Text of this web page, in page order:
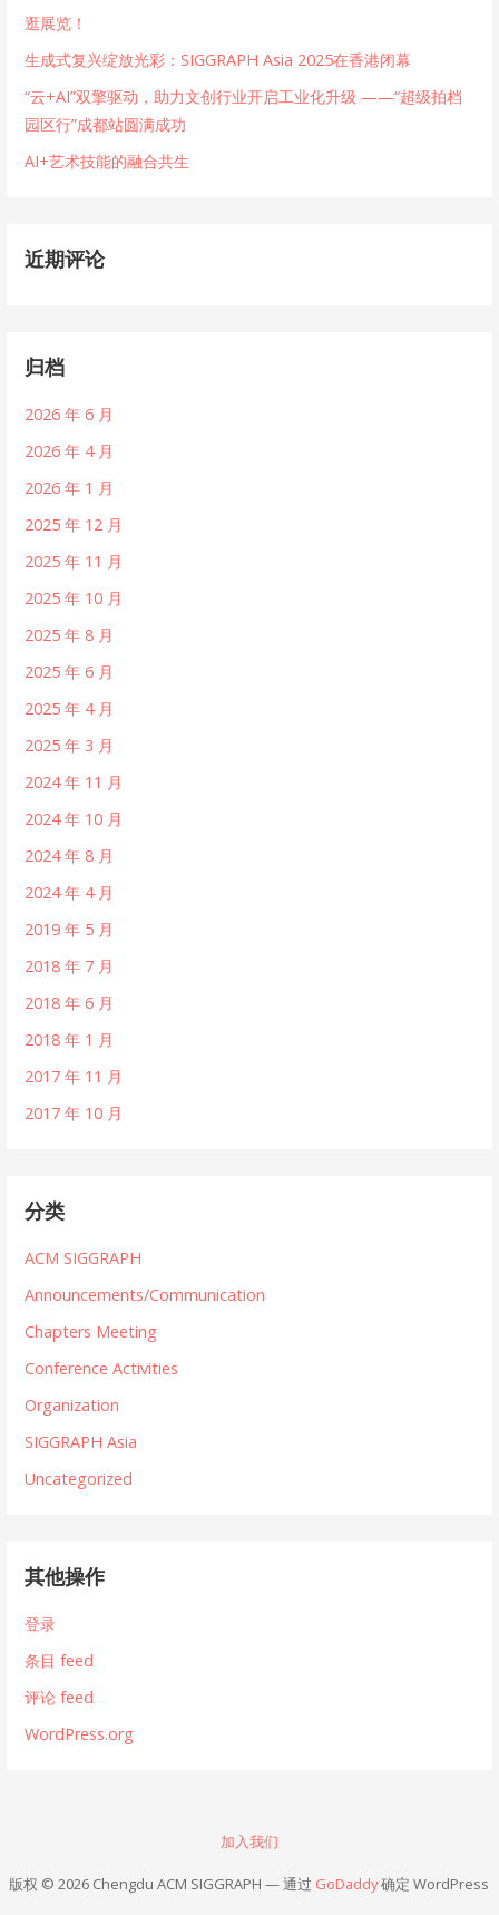
逛展览！
生成式复兴绽放光彩：SIGGRAPH Asia 2025在香港闭幕
“云+AI”双擎驱动，助力文创行业开启工业化升级 ——“超级拍档
园区行”成都站圆满成功
AI+艺术技能的融合共生
近期评论
归档
2026 年 6 月
2026 年 4 月
2026 年 1 月
2025 年 12 月
2025 年 11 月
2025 年 10 月
2025 年 8 月
2025 年 6 月
2025 年 4 月
2025 年 3 月
2024 年 11 月
2024 年 10 月
2024 年 8 月
2024 年 4 月
2019 年 5 月
2018 年 7 月
2018 年 6 月
2018 年 1 月
2017 年 11 月
2017 年 10 月
分类
ACM SIGGRAPH
Announcements/Communication
Chapters Meeting
Conference Activities
Organization
SIGGRAPH Asia
Uncategorized
其他操作
登录
条目 feed
评论 feed
WordPress.org
加入我们
版权 © 2026 Chengdu ACM SIGGRAPH — 通过 GoDaddy确定 WordPress